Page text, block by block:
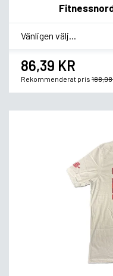
* Smagsvariant
86,39 KR
Rekommenderat pris